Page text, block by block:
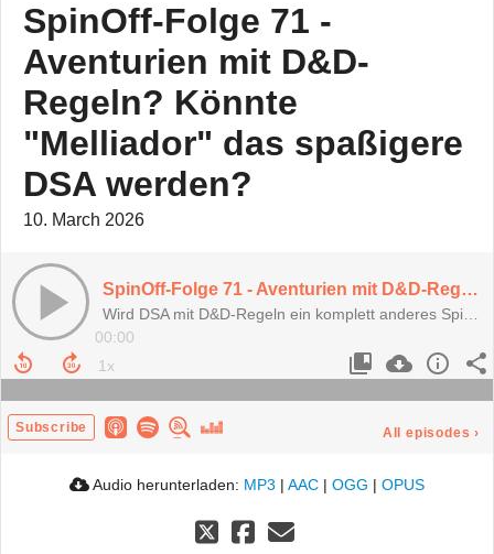
SpinOff-Folge 71 -
Aventurien mit D&D-
Regeln? Könnte
"Melliador" das spaßigere
DSA werden?
10. March 2026
SpinOff-Folge 71 - Aventurien mit D&D-Regeln? Könnte "Melliador" das spaßigere DSA werden?
00:00
Subscribe All episodes ›
Audio herunterladen: MP3 | AAC | OGG | OPUS